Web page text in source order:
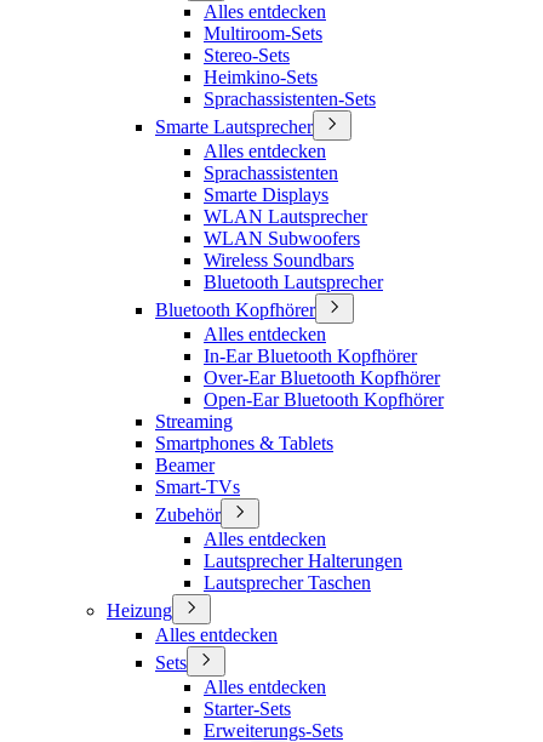
Alles entdecken
Multiroom-Sets
Stereo-Sets
Heimkino-Sets
Sprachassistenten-Sets
Smarte Lautsprecher
Alles entdecken
Sprachassistenten
Smarte Displays
WLAN Lautsprecher
WLAN Subwoofers
Wireless Soundbars
Bluetooth Lautsprecher
Bluetooth Kopfhörer
Alles entdecken
In-Ear Bluetooth Kopfhörer
Over-Ear Bluetooth Kopfhörer
Open-Ear Bluetooth Kopfhörer
Streaming
Smartphones & Tablets
Beamer
Smart-TVs
Zubehör
Alles entdecken
Lautsprecher Halterungen
Lautsprecher Taschen
Heizung
Alles entdecken
Sets
Alles entdecken
Starter-Sets
Erweiterungs-Sets